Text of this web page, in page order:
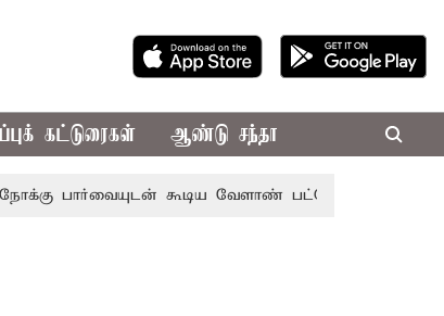
கட்டுரைகள் ஆண்டு சந்தா
கூடிய வேளாண் பட்ஜெட்: முதல்-அமைச்சர்